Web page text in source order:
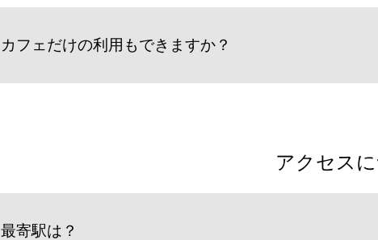
カフェだけの利用もできますか？
アクセス
最寄駅は？